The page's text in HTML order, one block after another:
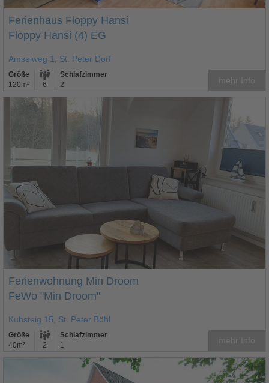
Ferienhaus Floppy Hansi
Floppy Hansi (4) EG
Amselweg 1, St. Peter Dorf
Größe
120m²
6
Schlafzimmer
2
Ferienwohnung Min Droom
FeWo "Min Droom"
Kuhsteig 15, St. Peter Böhl
Größe
40m²
2
Schlafzimmer
1